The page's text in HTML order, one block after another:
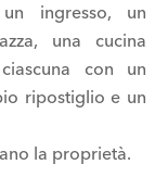
ingresso, un
una cucina
con un
ripostiglio e un
la proprietà.